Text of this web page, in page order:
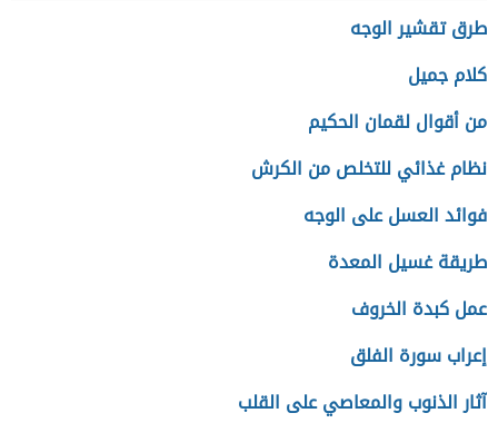
طرق تقشير الوجه
كلام جميل
من أقوال لقمان الحكيم
نظام غذائي للتخلص من الكرش
فوائد العسل على الوجه
طريقة غسيل المعدة
عمل كبدة الخروف
إعراب سورة الفلق
آثار الذنوب والمعاصي على القلب